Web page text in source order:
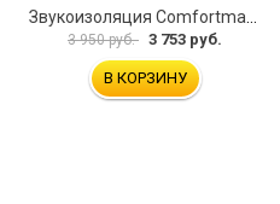
3 950 руб. 3 753 руб.
В КОРЗИНУ